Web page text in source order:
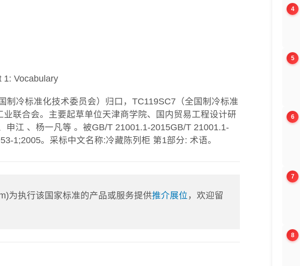
1: Vocabulary
冷标准化技术委员会）归口，TC119SC7（全国制冷标准
联合会。主要起草单位天津商学院、国内贸易工程设计研
江 、杨一凡等 。被GB/T 21001.1-2015GB/T 21001.1-
1;2005。采标中文名称:冷藏陈列柜 第1部分: 术语。
为执行该国家标准的产品或服务提供推介展位 ，欢迎留
4
5
6
7
8